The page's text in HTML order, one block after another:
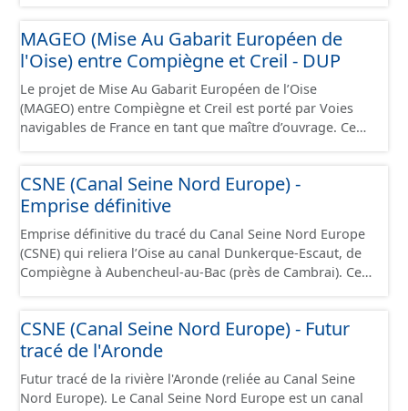
à l'eau potable en eau souterraine : au bassin
d’alimentation du ou des points d'eau (lieu des points de
la surface du sol qui contribuent à l’alimentation du
captage). Les notions d’« aire d’alimentation » et de «
bassin d’alimentation » de captages (AAC, BAC) sont ici
considérées comme synonymes. Ce jeu de données
des Hospices.
jusque 11,40 mètres de large, pouvant contenir 4 400
tonnes de marchandises, soit l'équivalent de 220
la partie du sud CSNE.
MAGEO (Mise Au Gabarit Européen de
l'Oise) entre Compiègne et Creil - DUP
Le projet de Mise Au Gabarit Européen de l’Oise
(MAGEO) entre Compiègne et Creil est porté par Voies
navigables de France en tant que maître d’ouvrage. Ce
Creil, afin d’accueillir des convois gabarit européen Vb
transportant jusqu’à 4 400 tonnes de marchandises. Ce
projet se situe au débouché sud du canal Seine-Nord
Europe, maillon central de la liaison fluviale Seine-
Escaut. Il s’étend sur 42 kilomètres de linéaire, depuis le
pont SNCF de Compiègne jusqu’à l’écluse de Creil, et
Cette ressource contient le périmètre de la déclaration
d'utilité publique (DUP).
CSNE (Canal Seine Nord Europe) -
Emprise définitive
Emprise définitive du tracé du Canal Seine Nord Europe
(CSNE) qui reliera l’Oise au canal Dunkerque-Escaut, de
Compiègne à Aubencheul-au-Bac (près de Cambrai). Ce
jusque 11,40 mètres de large, pouvant contenir 4 400
tonnes de marchandises, soit l'équivalent de 220
la partie du sud CSNE.
CSNE (Canal Seine Nord Europe) - Futur
tracé de l'Aronde
Futur tracé de la rivière l'Aronde (reliée au Canal Seine
Nord Europe). Le Canal Seine Nord Europe est un canal